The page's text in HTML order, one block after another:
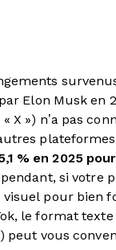
Elon Musk en
X ») n’a pas
% en 2025
si votre
pour bien
le format
peut vous